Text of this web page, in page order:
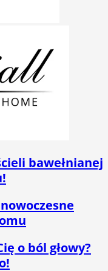
bawełnianej
o ból głowy?